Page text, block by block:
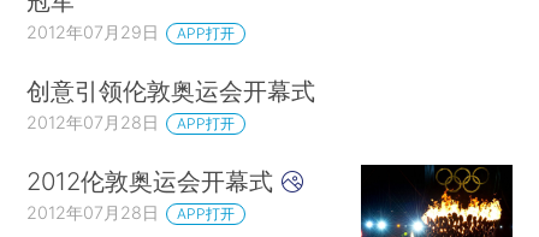
2012年07月29日 APP打开
创意引领伦敦奥运会开幕式
2012年07月28日 APP打开
2012伦敦奥运会开幕式
2012年07月28日 APP打开